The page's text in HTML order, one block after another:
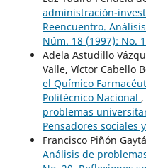
administración-
Reencuentro.
Núm. 18 (1997): No.
Adela Astudillo
Valle, Víctor Cabello
el Químico
Politécnico Nacional ,
problemas
Pensadores sociales
Francisco Piñón
Análisis de